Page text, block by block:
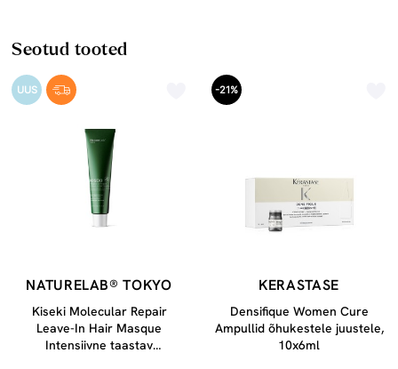
Seotud tooted
UUS
NATURELAB® TOKYO
Kiseki Molecular Repair
Leave-In Hair Masque
Intensiivne taastav
-21%
KERASTASE
Densifique Women Cure
Ampullid õhukestele juustele,
10x6ml